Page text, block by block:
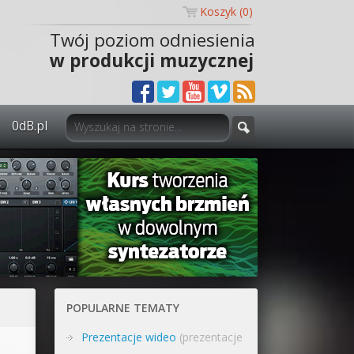
Koszyk (0)
Twój poziom odniesienia
w produkcji muzycznej
0dB.pl
0dB.pl - informacje
Newsletter
Materiały dla mediów
Archiwum aktualności
POPULARNE TEMATY
Prezentacje wideo (prezentacje